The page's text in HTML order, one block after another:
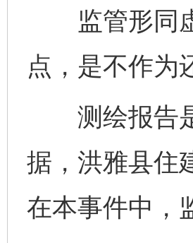
监管形同虚
点，是不作为
测绘报告是
据，洪雅县住
在本事件中，